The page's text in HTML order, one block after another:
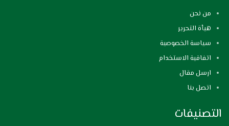
من نحن
هيأة التحرير
سياسة الخصوصية
اتفاقية الاستخدام
ارسل مقال
اتصل بنا
التصنيفات